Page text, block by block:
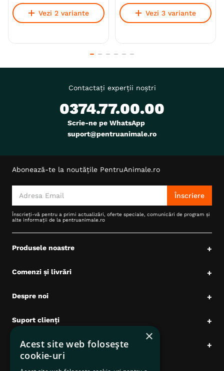
Vezi 2 variante Vezi 3 variante
Contactați experții noștri
0374.77.00.00
Scrie-ne pe WhatsApp
suport@pentruanimale.ro
Abonează-te la noutățile PentruAnimale.ro
Înscriere
Înscrieți-vă pentru a primi actualizări, oferte speciale, comunicări de program și
alte informații de la pentruanimale.ro
Produsele noastre +
Comenzi și livrări +
Despre noi +
Suport clienți +
Date comerciale +
×
Acest site web folosește
cookie-uri